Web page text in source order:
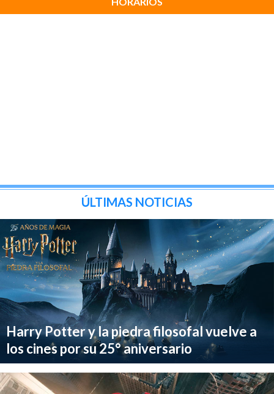
ÚLTIMAS NOTICIAS
Harry Potter y la piedra filosofal vuelve a
los cines por su 25° aniversario